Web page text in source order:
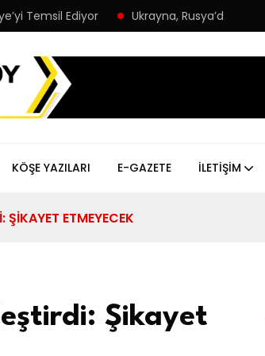
Temsil Ediyor Ukrayna, Rusya’da plajda
KÖŞE YAZILARI E-GAZETE İLETIŞIM
ŞIKAYET ETMEYECEK
Şikayet